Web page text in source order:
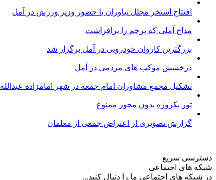
افتتاح استخر مجلل نیاوران با حضور وزیر ورزش در آمل
مداح آملی که پرچم را برافراشت
بزرگترین کاروان خودرویی در آمل برگزار شد
درخشش موکب های مردمی در آمل
تشکیل مجمع مشاوران امام جمعه در شهر امامزاده عبدالله
تور یکروزه بدون مجوز ممنوع
گزارش تصویری از اعتراض جمعی از معلمان
دسترسی سریع
شبکه های اجتماعی
در شبکه های اجتماعی ما را دنبال کنید...